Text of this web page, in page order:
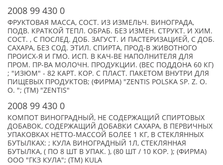
2008 99 430 0
ФРУКТОВАЯ МАССА, СОСТ. ИЗ ИЗМЕЛЬЧ. ВИНОГРАДА,
ПОДВ. КРАТКОЙ ТЕПЛ. ОБРАБ. БЕЗ ИЗМЕН. СТРУКТ. И ХИМ.
СОСТ. , С ПОСЛЕД. ДОБ. ЗАГУСТ. И ПАСТЕРИЗАЦИЕЙ, С ДОБ.
САХАРА, БЕЗ СОД. ЭТИЛ. СПИРТА, ПРОД-В ЖИВОТНОГО
ПРОИСХ-Я И ГМО. ИСП. В КАЧ-ВЕ НАПОЛНИТЕЛЯ ДЛЯ
ПРОМ. ПР-ВА МОЛОЧН. ПРОДУКЦИИ. (ВЕС ПОДДОНА 60 КГ)
; "ИЗЮМ" - 82 КАРТ. КОР. С ПЛАСТ. ПАКЕТОМ ВНУТРИ ДЛЯ
ПИЩЕВЫХ ПРОДУКТОВ; (ФИРМА) "ZENTIS POLSKA SP. Z. O.
O. "; (TM) "ZENTIS"
2008 99 430 0
КОМПОТ ВИНОГРАДНЫЙ, НЕ СОДЕРЖАЩИЙ СПИРТОВЫХ
ДОБАВОК, СОДЕРЖАЩИЙ ДОБАВКИ САХАРА, В ПЕРВИЧНЫХ
УПАКОВКАХ НЕТТО-МАССОЙ БОЛЕЕ 1 КГ, В СТЕКЛЯННЫХ
БУТЫЛКАХ: ; КУЛА ВИНОГРАДНЫЙ 1Л, СТЕКЛЯННАЯ
БУТЫЛКА, ( ПО 8 ШТ В УПАК. ), (80 ШТ / 10 КОР. ); (ФИРМА)
ООО "ГКЗ КУЛА"; (TM) KULA